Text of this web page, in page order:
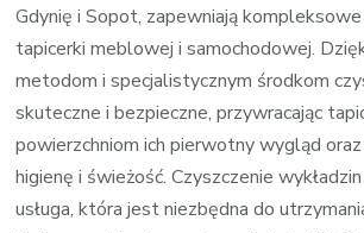
Gdynię i Sopot, zapewniają
tapicerki meblowej i samochodowej.
metodom i specjalistycznym środkom
skuteczne i bezpieczne, przywracając
powierzchniom ich pierwotny wygląd
higienę i świeżość. Czyszczenie
usługa, która jest niezbędna do